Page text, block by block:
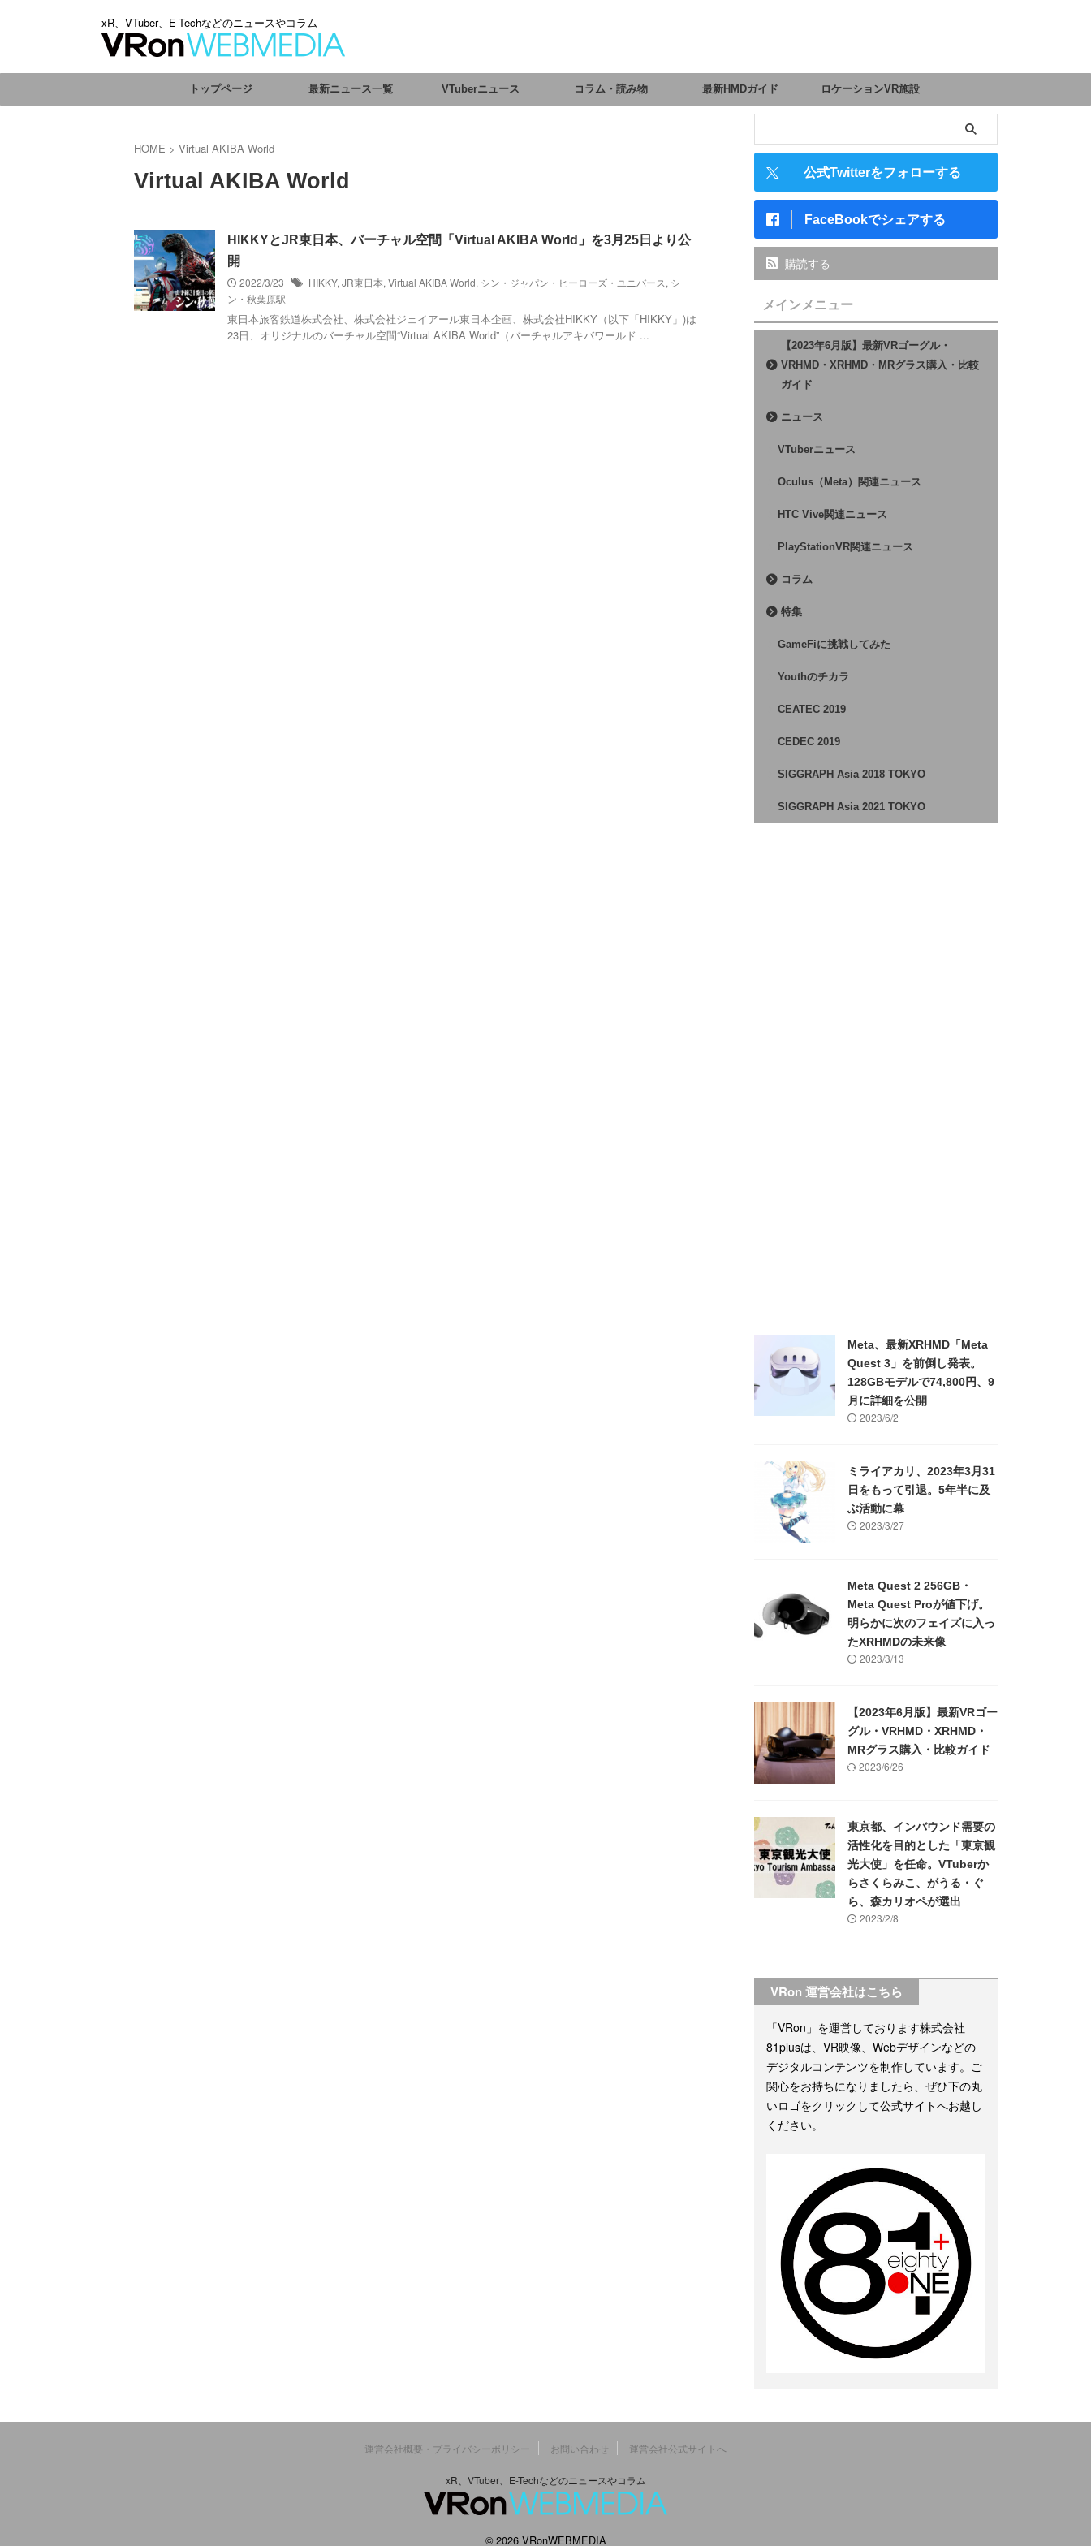
xR、VTuber、E-Techなどのニュースやコラム
トップページ 最新ニュース一覧 VTuberニュース コラム・読み物 最新HMDガイド ロケーションVR施設
HOME > Virtual AKIBA World
Virtual AKIBA World
HIKKYとJR東日本、バーチャル空間「Virtual AKIBA World」を3月25日より公
開
2022/3/23
HIKKY, JR東日本, Virtual AKIBA World, シン・ジャパン・ヒーローズ・ユニバース, シ
ン・秋葉原駅
東日本旅客鉄道株式会社、株式会社ジェイアール東日本企画、株式会社HIKKY（以下「HIKKY」)は
23日、オリジナルのバーチャル空間“Virtual AKIBA World”（バーチャルアキバワールド ...
公式Twitterをフォローする
FaceBookでシェアする
購読する
メインメニュー
【2023年6月版】最新VRゴーグル・
VRHMD・XRHMD・MRグラス購入・比較
ガイド
ニュース
VTuberニュース
Oculus（Meta）関連ニュース
HTC Vive関連ニュース
PlayStationVR関連ニュース
コラム
特集
GameFiに挑戦してみた
Youthのチカラ
CEATEC 2019
CEDEC 2019
SIGGRAPH Asia 2018 TOKYO
SIGGRAPH Asia 2021 TOKYO
Meta、最新XRHMD「Meta
Quest 3」を前倒し発表。
128GBモデルで74,800円、9
月に詳細を公開
2023/6/2
ミライアカリ、2023年3月31
日をもって引退。5年半に及
ぶ活動に幕
2023/3/27
Meta Quest 2 256GB・
Meta Quest Proが値下げ。
明らかに次のフェイズに入っ
たXRHMDの未来像
2023/3/13
【2023年6月版】最新VRゴー
グル・VRHMD・XRHMD・
MRグラス購入・比較ガイド
2023/6/26
東京都、インバウンド需要の
活性化を目的とした「東京観
光大使」を任命。VTuberか
らさくらみこ、がうる・ぐ
ら、森カリオペが選出
2023/2/8
VRon 運営会社はこちら
「VRon」を運営しております株式会社
81plusは、VR映像、Webデザインなどの
デジタルコンテンツを制作しています。ご
関心をお持ちになりましたら、ぜひ下の丸
いロゴをクリックして公式サイトへお越し
ください。
運営会社概要・プライバシーポリシー お問い合わせ 運営会社公式サイトへ
xR、VTuber、E-Techなどのニュースやコラム
© 2026 VRonWEBMEDIA